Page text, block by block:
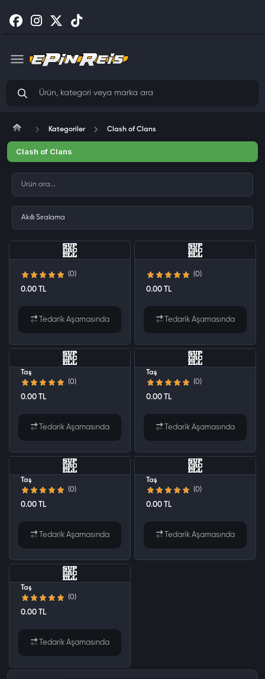
Kategoriler Clash of Clans
Clash of Clans
Clash Of Clans - Altın Bilet
(0)
0.00 TL
Tedarik Aşamasında
Clash Of Clans - 88 Yeşil Taş
(0)
0.00 TL
Tedarik Aşamasında
Clash Of Clans - 550 Yeşil
Taş
(0)
0.00 TL
Tedarik Aşamasında
Clash Of Clans - 1320 Yeşil
Taş
(0)
0.00 TL
Tedarik Aşamasında
Clash Of Clans - 2750 Yeşil
Taş
(0)
0.00 TL
Tedarik Aşamasında
Clash Of Clans - 7150 Yeşil
Taş
(0)
0.00 TL
Tedarik Aşamasında
Clash Of Clans - 15.450 Yeşil
Taş
(0)
0.00 TL
Tedarik Aşamasında